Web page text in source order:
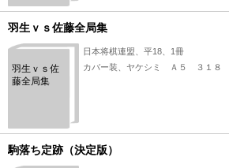
羽生ｖｓ佐藤全局集
羽生ｖｓ佐
藤全局集
日本将棋連盟、平18、1冊
カバー装、ヤケシミ Ａ５ ３１８
駒落ち定跡（決定版）